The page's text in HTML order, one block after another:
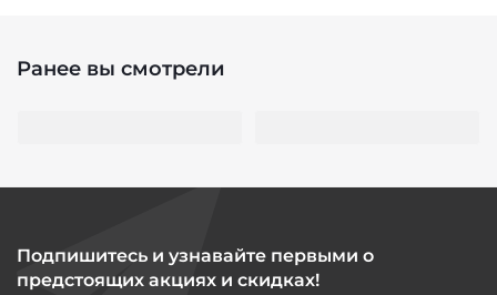
Ранее вы смотрели
Подпишитесь и узнавайте первыми о
предстоящих акциях и скидках!